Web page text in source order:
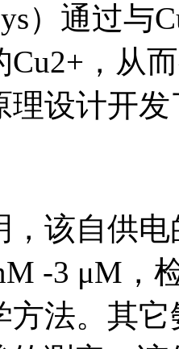
）通过与
Cu2+，从
理设计开
，该自供
-3 μM，
方法。其